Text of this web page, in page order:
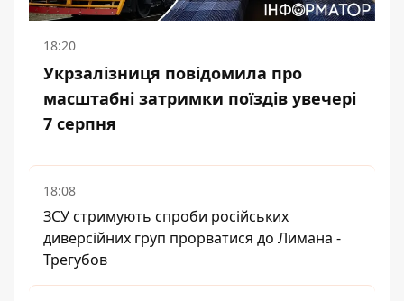
18:20
Укрзалізниця повідомила про
масштабні затримки поїздів увечері
7 серпня
18:08
ЗСУ стримують спроби російських
диверсійних груп прорватися до Лимана -
Трегубов